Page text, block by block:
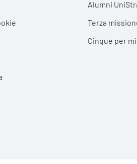
Alumni
Terza
Cinque per